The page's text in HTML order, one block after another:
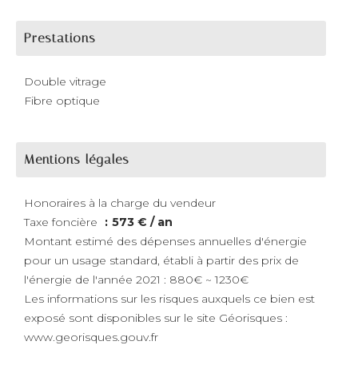
Prestations
Double vitrage
Fibre optique
Mentions légales
Honoraires à la charge du vendeur
Taxe foncière
573 € / an
Montant estimé des dépenses annuelles d'énergie
pour un usage standard, établi à partir des prix de
l'énergie de l'année 2021 : 880€ ~ 1230€
Les informations sur les risques auxquels ce bien est
exposé sont disponibles sur le site Géorisques :
www.georisques.gouv.fr